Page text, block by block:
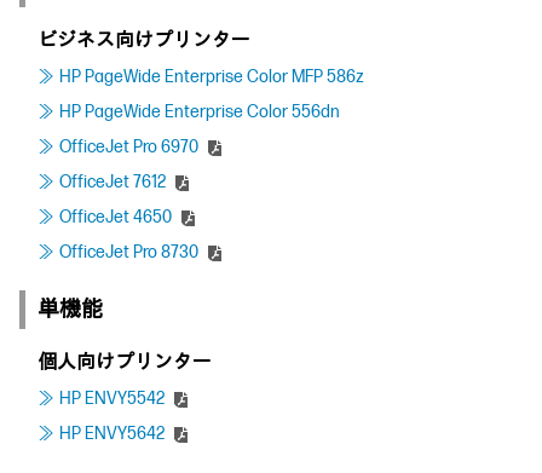
ビジネス向けプリンター
HP PageWide Enterprise Color MFP 586z
HP PageWide Enterprise Color 556dn
OfficeJet Pro 6970
OfficeJet 7612
OfficeJet 4650
OfficeJet Pro 8730
単機能
個人向けプリンター
HP ENVY5542
HP ENVY5642